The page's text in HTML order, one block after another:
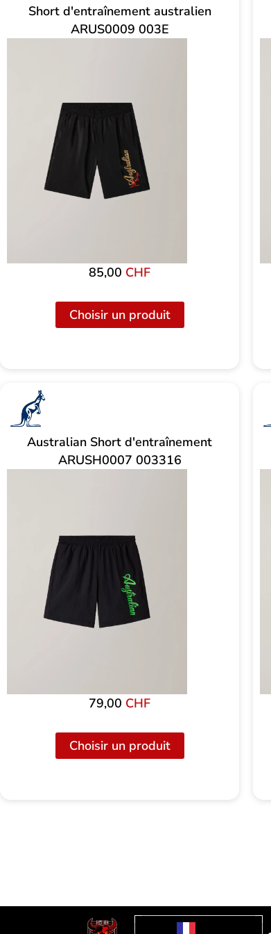
Short d'entraînement australien
ARUS0009 003E
85,00 CHF
Choisir un produit
Australian Short d'entraînement
ARUSH0007 003316
79,00 CHF
Choisir un produit